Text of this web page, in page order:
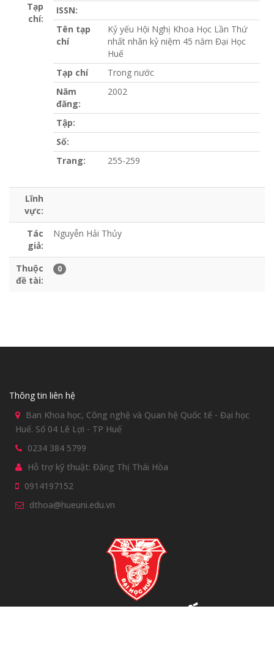
Tạp
chí:
ISSN:
Tên tạp
chí
Kỷ yếu Hội Nghị Khoa Học Lần Thứ
nhất nhân kỷ niệm 45 năm Đại Học
Huế
Tạp chí
Trong nước
Năm
đăng:
2002
Tập:
Số:
Trang:
255-259
Lĩnh
vực:
Tác
giả:
Nguyễn Hải Thủy
Thuộc
đề tài:
0
Thông tin liên hệ
Ban Khoa học, Công nghệ và Quan hệ Quốc tế - Đại học
Huế. Số 04 Lê Lợi - TP Huế
0234 384 5799
Hỗ trợ kỹ thuật: Đặng Thị Thái Hòa
0914197152
dthoa@hueuni.edu.vn